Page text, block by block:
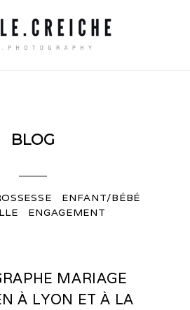
BLOG
ENFANT/BÉBÉ
ENGAGEMENT
MARIAGE
À LYON ET À LA